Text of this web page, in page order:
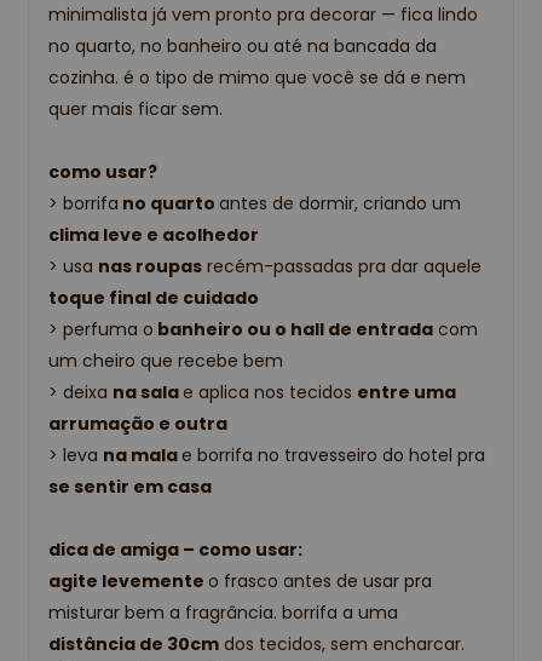
minimalista já vem pronto pra decorar — fica lindo
no quarto, no banheiro ou até na bancada da
cozinha. é o tipo de mimo que você se dá e nem
quer mais ficar sem.
como usar?
> borrifa no quarto antes de dormir, criando um
clima leve e acolhedor
> usa nas roupas recém-passadas pra dar aquele
toque final de cuidado
> perfuma o banheiro ou o hall de entrada com
um cheiro que recebe bem
> deixa na salae aplica nos tecidos entre uma
arrumação e outra
> leva na malae borrifa no travesseiro do hotel pra
se sentir em casa
dica de amiga – como usar:
agite levemente o frasco antes de usar pra
misturar bem a fragrância. borrifa a uma
distância de 30cm dos tecidos, sem encharcar.